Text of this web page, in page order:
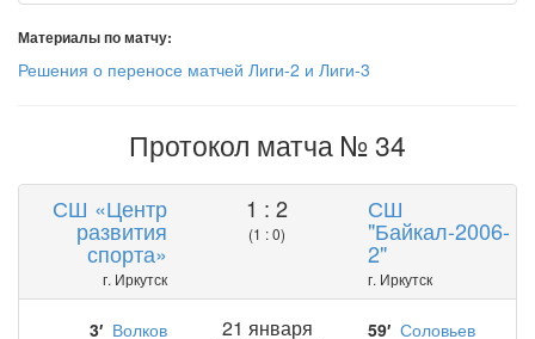
Материалы по матчу:
Решения о переносе матчей Лиги-2 и Лиги-3
Протокол матча № 34
СШ «Центр
развития
спорта»
г. Иркутск
1 : 2
(1 : 0)
СШ
"Байкал-2006-
2"
г. Иркутск
3′ Волков
21 января 59′ Соловьев